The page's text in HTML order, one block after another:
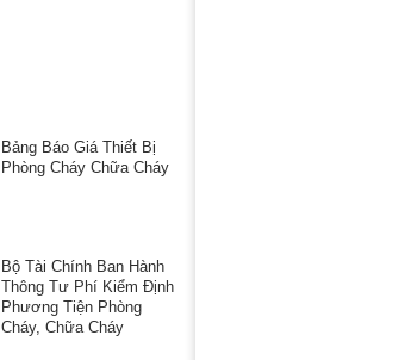
Bảng Báo Giá Thiết Bị
Phòng Cháy Chữa Cháy
Bộ Tài Chính Ban Hành
Thông Tư Phí Kiểm Định
Phương Tiện Phòng
Cháy, Chữa Cháy